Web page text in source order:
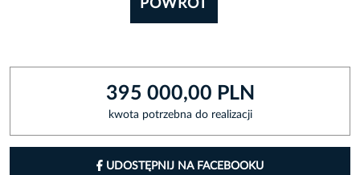
POWRÓT
395 000,00 PLN
kwota potrzebna do realizacji
UDOSTĘPNIJ NA FACEBOOKU